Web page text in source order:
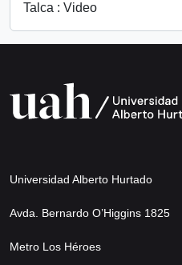
Talca : Video
Universidad Alberto Hurtado
Avda. Bernardo O’Higgins 1825
Metro Los Héroes